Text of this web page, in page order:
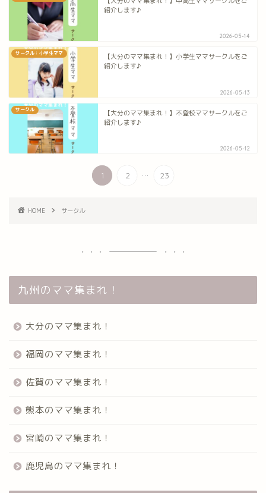
紹介します♪
2026-05-14
サークル：小学生ママ
【大分のママ集まれ！】小学生ママサークルをご
紹介します♪
2026-05-13
サークル
【大分のママ集まれ！】不登校ママサークルをご
紹介します♪
2026-05-12
1 2 ... 23
HOME サークル
九州のママ集まれ！
大分のママ集まれ！
福岡のママ集まれ！
佐賀のママ集まれ！
熊本のママ集まれ！
宮崎のママ集まれ！
鹿児島のママ集まれ！